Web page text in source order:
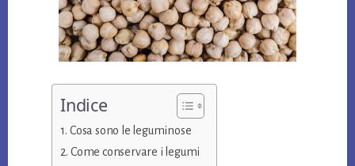
Indice
Cosa sono le leguminose
Come conservare i legumi